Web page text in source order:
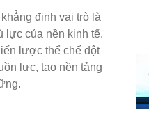
định vai trò là
lực của nền kinh tế.
lược thể chế đột
lực, tạo nền tảng